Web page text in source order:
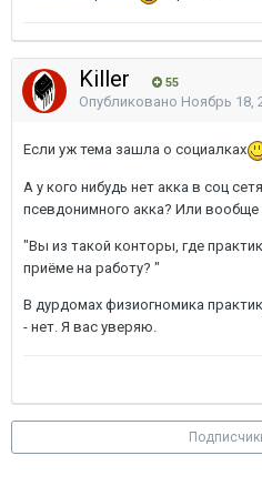
Killer 55
Опубликовано Ноябрь 18,
Если уж тема зашла о социалках
А у кого нибудь нет акка в соц
псевдонимного акка? Или вообще
"Вы из такой конторы, где
приёме на работу? "
В дурдомах физиогномика
- нет. Я вас уверяю.